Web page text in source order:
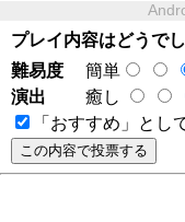
プレイ内容はどうで
難易度
簡単
演出
癒し
「おすすめ」とし